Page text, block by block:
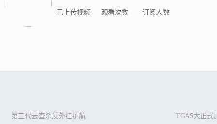
已上传视频 观看次数 订阅人数
第三代云查杀反外挂护航 TGA5大正式